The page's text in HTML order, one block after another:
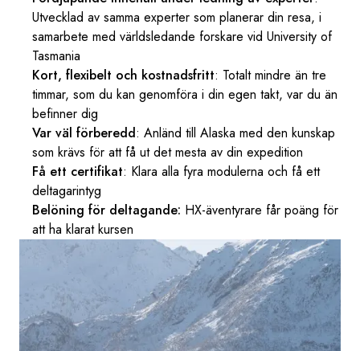
Utvecklad av samma experter som planerar din resa, i
samarbete med världsledande forskare vid University of
Tasmania
Kort, flexibelt och kostnadsfritt: Totalt mindre än tre
timmar, som du kan genomföra i din egen takt, var du än
befinner dig
Var väl förberedd: Anländ till Alaska med den kunskap
som krävs för att få ut det mesta av din expedition
Få ett certifikat: Klara alla fyra modulerna och få ett
deltagarintyg
Belöning för deltagande: HX-äventyrare får poäng för
att ha klarat kursen